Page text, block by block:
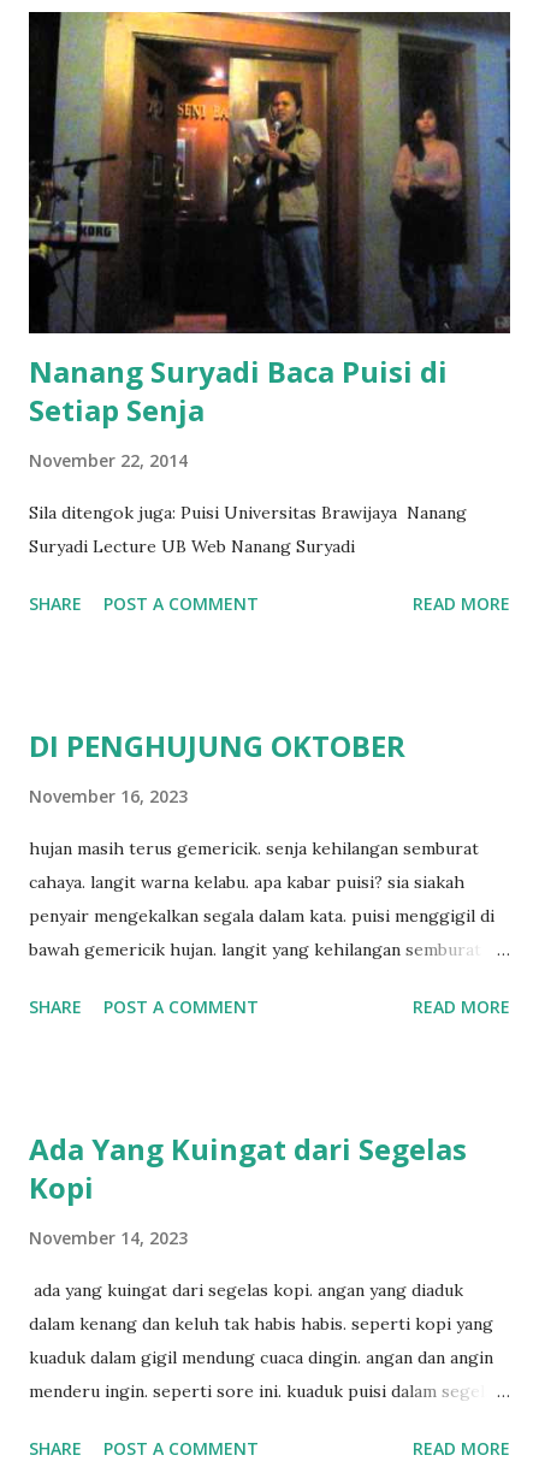
Nanang Suryadi Baca Puisi di
Setiap Senja
November 22, 2014
Sila ditengok juga: Puisi Universitas Brawijaya Nanang
Suryadi Lecture UB Web Nanang Suryadi
SHARE POST A COMMENT READ MORE
DI PENGHUJUNG OKTOBER
November 16, 2023
hujan masih terus gemericik. senja kehilangan semburat
cahaya. langit warna kelabu. apa kabar puisi? sia siakah
penyair mengekalkan segala dalam kata. puisi menggigil di
bawah gemericik hujan. langit yang kehilangan semburat
penyair? apakah sia sia aku dituliskan. puisi menggigil
SHARE POST A COMMENT READ MORE
Ada Yang Kuingat dari Segelas
Kopi
November 14, 2023
ada yang kuingat dari segelas kopi. angan yang diaduk
dalam kenang dan keluh tak habis habis. seperti kopi yang
kuaduk dalam gigil mendung cuaca dingin. angan dan angin
menderu ingin. seperti sore ini. kuaduk puisi dalam segelas
SHARE POST A COMMENT READ MORE